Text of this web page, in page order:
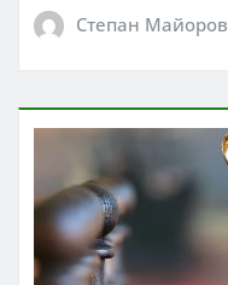
Степан Майоров